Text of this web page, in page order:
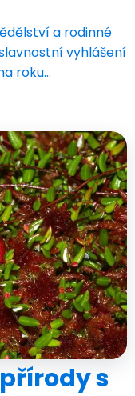
a rodinné
vyhlášení
roku…
s